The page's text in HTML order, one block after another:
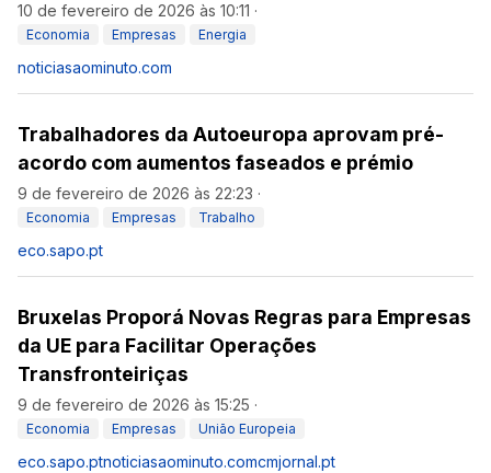
10 de fevereiro de 2026 às 10:11 ·
Economia Empresas Energia
noticiasaominuto.com
Trabalhadores da Autoeuropa aprovam pré-
acordo com aumentos faseados e prémio
9 de fevereiro de 2026 às 22:23 ·
Economia Empresas Trabalho
eco.sapo.pt
Bruxelas Proporá Novas Regras para Empresas
da UE para Facilitar Operações
Transfronteiriças
9 de fevereiro de 2026 às 15:25 ·
Economia Empresas União Europeia
eco.sapo.ptnoticiasaominuto.comcmjornal.pt